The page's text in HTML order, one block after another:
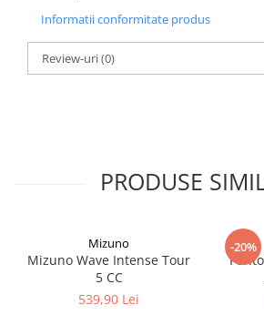
Informatii conformitate produs
Review-uri(0)
PRODUSE
Mizuno
Mizuno Wave Intense Tour
5 CC
539,90 Lei
-20%